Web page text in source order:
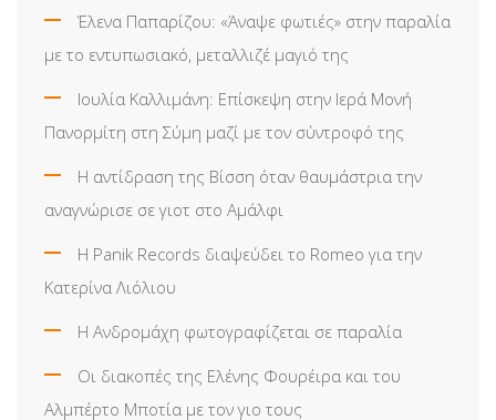
Έλενα Παπαρίζου: «Άναψε φωτιές» στην παραλία
με το εντυπωσιακό, μεταλλιζέ μαγιό της
Ιουλία Καλλιμάνη: Επίσκεψη στην Ιερά Μονή
Πανορμίτη στη Σύμη μαζί με τον σύντροφό της
Η αντίδραση της Βίσση όταν θαυμάστρια την
αναγνώρισε σε γιοτ στο Αμάλφι
Η Panik Records διαψεύδει το Romeo για την
Κατερίνα Λιόλιου
Η Ανδρομάχη φωτογραφίζεται σε παραλία
Οι διακοπές της Ελένης Φουρέιρα και του
Αλμπέρτο Μποτία με τον γιο τους